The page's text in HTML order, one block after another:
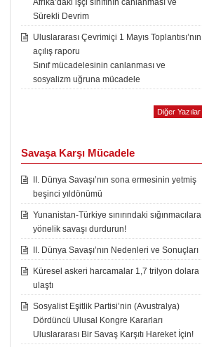
Afrika’daki işçi sınıfının canlanması ve
Sürekli Devrim
Uluslararası Çevrimiçi 1 Mayıs Toplantısı’nın
açılış raporu
Sınıf mücadelesinin canlanması ve
sosyalizm uğruna mücadele
Diğer Yazılar
Savaşa Karşı Mücadele
II. Dünya Savaşı’nın sona ermesinin yetmiş
beşinci yıldönümü
Yunanistan-Türkiye sınırındaki sığınmacılara
yönelik savaşı durdurun!
II. Dünya Savaşı’nın Nedenleri ve Sonuçları
Küresel askeri harcamalar 1,7 trilyon dolara
ulaştı
Sosyalist Eşitlik Partisi’nin (Avustralya)
Dördüncü Ulusal Kongre Kararları
Uluslararası Bir Savaş Karşıtı Hareket İçin!